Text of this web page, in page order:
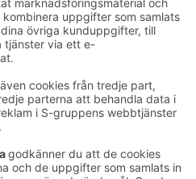
feedback
Utmärkelser och certifikat